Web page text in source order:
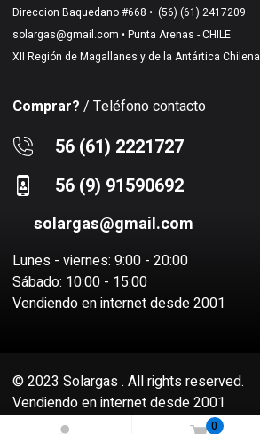
0
Direccion Baquedano #668 • (56) (61) 2417209
solargas@gmail.com • Punta Arenas - CHILE
XII Región de Magallanes y de la Antártica Chilena
Comprar? / Teléfono contacto
56 (61) 2221727
56 (9) 91590692
solargas@gmail.com
Lunes - viernes: 9:00 - 20:00
Sábado: 10:00 - 15:00
Vendiendo en internet desde 2001
© 2023 Solargas . All rights reserved.
Vendiendo en internet desde 2001
Sitio desarrollado por
Socio Virtual SPA